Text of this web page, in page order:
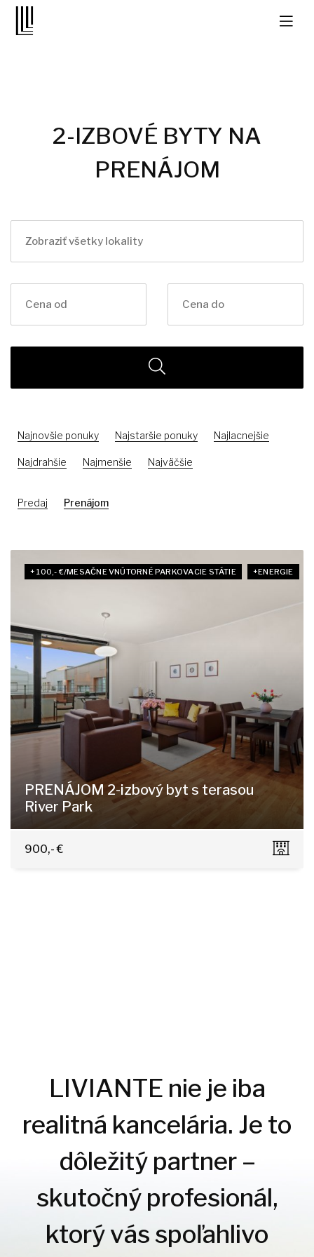
2-IZBOVÉ BYTY NA
PRENÁJOM
Najnovšie ponuky Najstaršie ponuky Najlacnejšie
Najdrahšie Najmenšie Najväčšie
Predaj Prenájom
+ 100,- €/MESAČNE VNÚTORNÉ PARKOVACIE STÁTIE +ENERGIE
PRENÁJOM 2-izbový byt s terasou
River Park
Dvořákovo nábrežie 4E, Bratislava - Staré Mesto
900,- €
LIVIANTE nie je iba
realitná kancelária. Je to
dôležitý partner –
skutočný profesionál,
ktorý vás spoľahlivo